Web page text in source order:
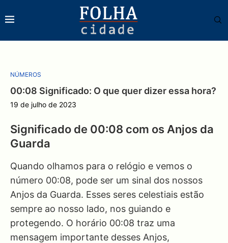
NÚMEROS
00:08 Significado: O que quer dizer essa hora?
19 de julho de 2023
Significado de 00:08 com os Anjos da
Guarda
Quando olhamos para o relógio e vemos o
número 00:08, pode ser um sinal dos nossos
Anjos da Guarda. Esses seres celestiais estão
sempre ao nosso lado, nos guiando e
protegendo. O horário 00:08 traz uma
mensagem importante desses Anjos,